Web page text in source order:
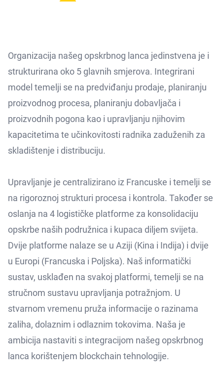
Organizacija našeg opskrbnog lanca jedinstvena je i
strukturirana oko 5 glavnih smjerova. Integrirani
model temelji se na predviđanju prodaje, planiranju
proizvodnog procesa, planiranju dobavljača i
proizvodnih pogona kao i upravljanju njihovim
kapacitetima te učinkovitosti radnika zaduženih za
skladištenje i distribuciju.
Upravljanje je centralizirano iz Francuske i temelji se
na rigoroznoj strukturi procesa i kontrola. Također se
oslanja na 4 logističke platforme za konsolidaciju
opskrbe naših podružnica i kupaca diljem svijeta.
Dvije platforme nalaze se u Aziji (Kina i Indija) i dvije
u Europi (Francuska i Poljska). Naš informatički
sustav, usklađen na svakoj platformi, temelji se na
stručnom sustavu upravljanja potražnjom. U
stvarnom vremenu pruža informacije o razinama
zaliha, dolaznim i odlaznim tokovima. Naša je
ambicija nastaviti s integracijom našeg opskrbnog
lanca korištenjem blockchain tehnologije.